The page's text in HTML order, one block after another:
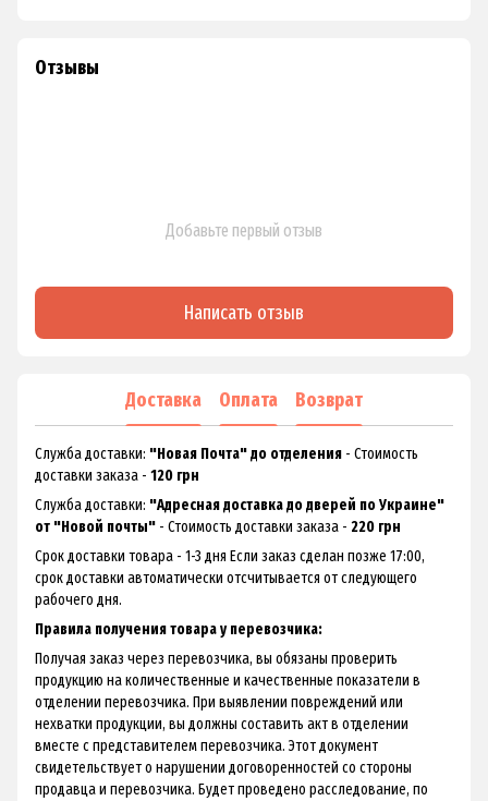
Отзывы
Добавьте первый отзыв
Написать отзыв
Доставка Оплата Возврат
Служба доставки: "Новая Почта" до отделения - Стоимость
доставки заказа - 120 грн
Служба доставки: "Адресная доставка до дверей по Украине"
от "Новой почты" - Стоимость доставки заказа - 220 грн
Срок доставки товара - 1-3 дня Если заказ сделан позже 17:00,
срок доставки автоматически отсчитывается от следующего
рабочего дня.
Правила получения товара у перевозчика:
Получая заказ через перевозчика, вы обязаны проверить
продукцию на количественные и качественные показатели в
отделении перевозчика. При выявлении повреждений или
нехватки продукции, вы должны составить акт в отделении
вместе с представителем перевозчика. Этот документ
свидетельствует о нарушении договоренностей со стороны
продавца и перевозчика. Будет проведено расследование, по